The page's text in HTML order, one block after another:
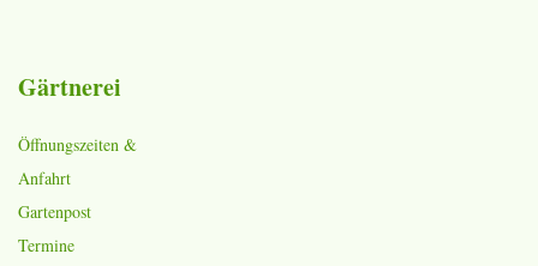
Gärtnerei
Öffnungszeiten &
Anfahrt
Gartenpost
Termine